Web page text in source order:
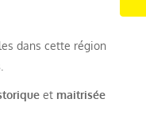
dans cette région
.
et maitrisée